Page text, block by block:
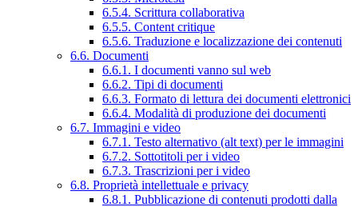
6.5.4. Scrittura collaborativa
6.5.5. Content critique
6.5.6. Traduzione e localizzazione dei contenuti
6.6. Documenti
6.6.1. I documenti vanno sul web
6.6.2. Tipi di documenti
6.6.3. Formato di lettura dei documenti elettronici
6.6.4. Modalità di produzione dei documenti
6.7. Immagini e video
6.7.1. Testo alternativo (alt text) per le immagini
6.7.2. Sottotitoli per i video
6.7.3. Trascrizioni per i video
6.8. Proprietà intellettuale e privacy
6.8.1. Pubblicazione di contenuti prodotti dalla